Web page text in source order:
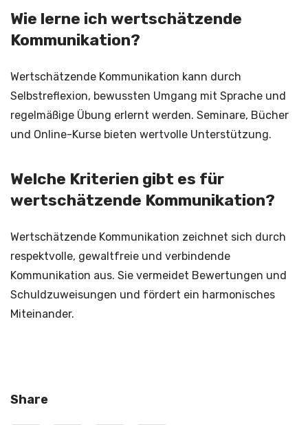
Wie lerne ich wertschätzende
Kommunikation?
Wertschätzende Kommunikation kann durch
Selbstreflexion, bewussten Umgang mit Sprache und
regelmäßige Übung erlernt werden. Seminare, Bücher
und Online-Kurse bieten wertvolle Unterstützung.
Welche Kriterien gibt es für
wertschätzende Kommunikation?
Wertschätzende Kommunikation zeichnet sich durch
respektvolle, gewaltfreie und verbindende
Kommunikation aus. Sie vermeidet Bewertungen und
Schuldzuweisungen und fördert ein harmonisches
Miteinander.
Share